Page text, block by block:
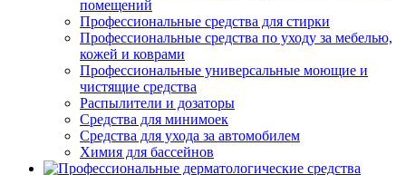
помещений
Профессиональные средства для стирки
Профессиональные средства по уходу за мебелью,
кожей и коврами
Профессиональные универсальные моющие и
чистящие средства
Распылители и дозаторы
Средства для минимоек
Средства для ухода за автомобилем
Химия для бассейнов